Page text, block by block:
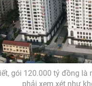
gói 120.000 tỷ đồng
phải xem xét như